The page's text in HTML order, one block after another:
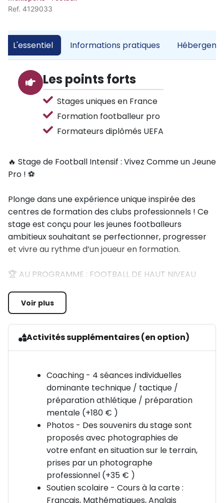
Ref. 4129033
L'essentiel Informations pratiques
Les points forts
Stages uniques en France
Formation footballeur pro
Formateurs diplômés UEFA
🔥 Stage de Football Intensif : Vivez Comme un Jeune
Pro ! ⚽
Plonge dans une expérience unique inspirée des
centres de formation des clubs professionnels ! Ce
stage est conçu pour les jeunes footballeurs
ambitieux souhaitant se perfectionner, progresser
et vivre au rythme d’un joueur en formation.
🏆 AU PROGRAMME : FOOTBALL DE HAUT NIVEAU
⚽ Deux entraînements par jour avec un suivi
personnalisé
📍 Contenu appliqué en centre de formation :
dribbles, finition
Technico-tactique : jeux de conservation,
placements, transitions
Tactique collective : gestion des espaces, animations
offensives et défensives
Préparation physique & mentale : coordination,
endurance, confiance en soi
Voir plus
Activités supplémentaires (en option)
Coaching - 4 séances individuelles
dominante technique / tactique /
préparation athlétique / préparation
mentale (+180 € )
Photos - Des souvenirs du stage sont
proposés avec photographies de
votre enfant en situation sur le terrain,
prises par un photographe
professionnel (+35 € )
Soutien scolaire - Cours à la carte :
Français, Mathématiques, Anglais